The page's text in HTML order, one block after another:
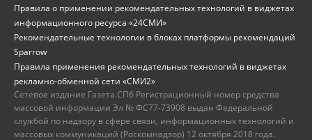
Правила о применении рекомендательных технологий в виджетах
информационного ресурса «24СМИ»
Рекомендательные технологии в блоках платформы рекомендаций
Sparrow
Правила применения рекомендательных технологий в виджетах
рекламно-обменной сети «СМИ2»
Сетевое издание Газета.СПб Регистрационный номер средства
массовой информации Эл № ФС77-73908 выдан Федеральной
службой по надзору в сфере связи, информационных технологий и
массовых коммуникаций (Роскомнадзор) 12 октября 2018 года.